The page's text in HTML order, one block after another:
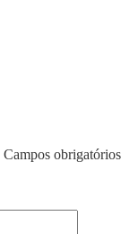
Campos obrigatórios